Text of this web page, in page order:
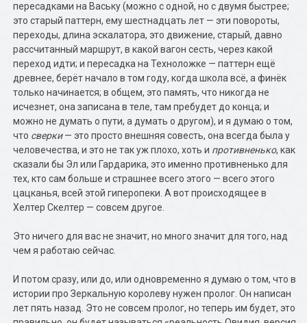
пересадками на Ваську (можно с одной, но с двумя быстрее;
это старый паттерн, ему шестнадцать лет — эти повороты,
переходы, длина эскалатора, это движение, старый, давно
рассчитанный маршрут, в какой вагон сесть, через какой
переход идти; и пересадка на Техноложке — паттерн ещё
древнее, берёт начало в том году, когда школа всё, а финёк
только начинается; в общем, это память, что никогда не
исчезнет, она записана в теле, там пребудет до конца; и
можно не думать о пути, а думать о другом), и я думаю о том,
что сверки— это просто внешняя совесть, она всегда была у
человечества, и это не так уж плохо, хоть и противненько, как
сказали бы Эл или Гардарика, это именно противненько для
тех, кто сам больше и страшнее всего этого — всего этого
цацканья, всей этой гиперопеки. А вот происходящее в
Хелтер Скелтер — совсем другое.
Это ничего для вас не значит, но много значит для того, над
чем я работаю сейчас.
И потом сразу, или до, или одновременно я думаю о том, что в
истории про Зеркальную королеву нужен пролог. Он написан
лет пять назад. Это не совсем пролог, но теперь им будет, это